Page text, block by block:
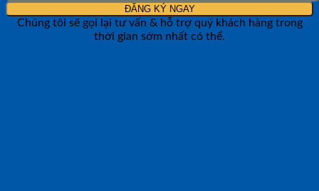
Chúng tôi sẽ gọi lại tư vấn & hỗ trợ quý khách hàng trong
thời gian sớm nhất có thể.